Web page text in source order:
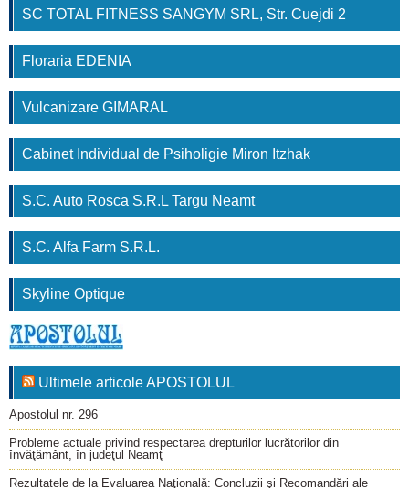
SC TOTAL FITNESS SANGYM SRL, Str. Cuejdi 2
Floraria EDENIA
Vulcanizare GIMARAL
Cabinet Individual de Psiholigie Miron Itzhak
S.C. Auto Rosca S.R.L Targu Neamt
S.C. Alfa Farm S.R.L.
Skyline Optique
Ultimele articole APOSTOLUL
Apostolul nr. 296
Probleme actuale privind respectarea drepturilor lucrătorilor din
învăţământ, în judeţul Neamţ
Rezultatele de la Evaluarea Naţională: Concluzii şi Recomandări ale